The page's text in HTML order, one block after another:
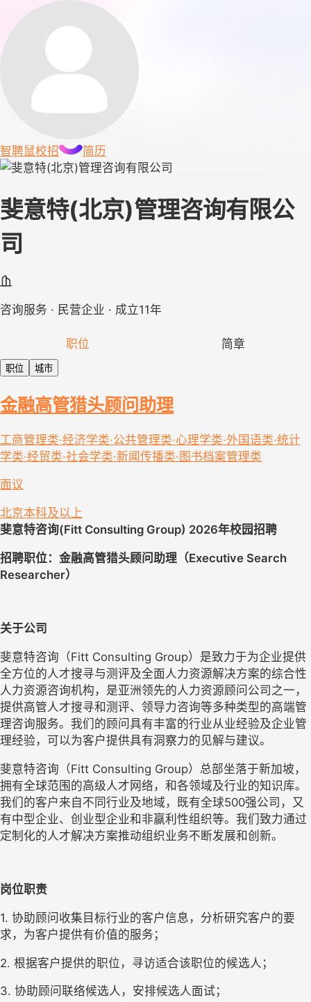
智聘鼠校招 简历
斐意特(北京)管理咨询有限公
司
咨询服务 · 民营企业 · 成立11年
职位 简章
职位 城市
金融高管猎头顾问助理
工商管理类·经济学类·公共管理类·心理学类·外国语类·统计
学类·经贸类·社会学类·新闻传播类·图书档案管理类
面议
北京本科及以上
斐意特咨询(Fitt Consulting Group) 2026年校园招聘
招聘职位：金融高管猎头顾问助理（Executive Search
Researcher）
关于公司
斐意特咨询（Fitt Consulting Group）是致力于为企业提供
全方位的人才搜寻与测评及全面人力资源解决方案的综合性
人力资源咨询机构，是亚洲领先的人力资源顾问公司之一，
提供高管人才搜寻和测评、领导力咨询等多种类型的高端管
理咨询服务。我们的顾问具有丰富的行业从业经验及企业管
理经验，可以为客户提供具有洞察力的见解与建议。
斐意特咨询（Fitt Consulting Group）总部坐落于新加坡，
拥有全球范围的高级人才网络，和各领域及行业的知识库。
我们的客户来自不同行业及地域，既有全球500强公司，又
有中型企业、创业型企业和非赢利性组织等。我们致力通过
定制化的人才解决方案推动组织业务不断发展和创新。
岗位职责
1. 协助顾问收集目标行业的客户信息，分析研究客户的要
求，为客户提供有价值的服务；
2. 根据客户提供的职位，寻访适合该职位的候选人；
3. 协助顾问联络候选人，安排候选人面试；